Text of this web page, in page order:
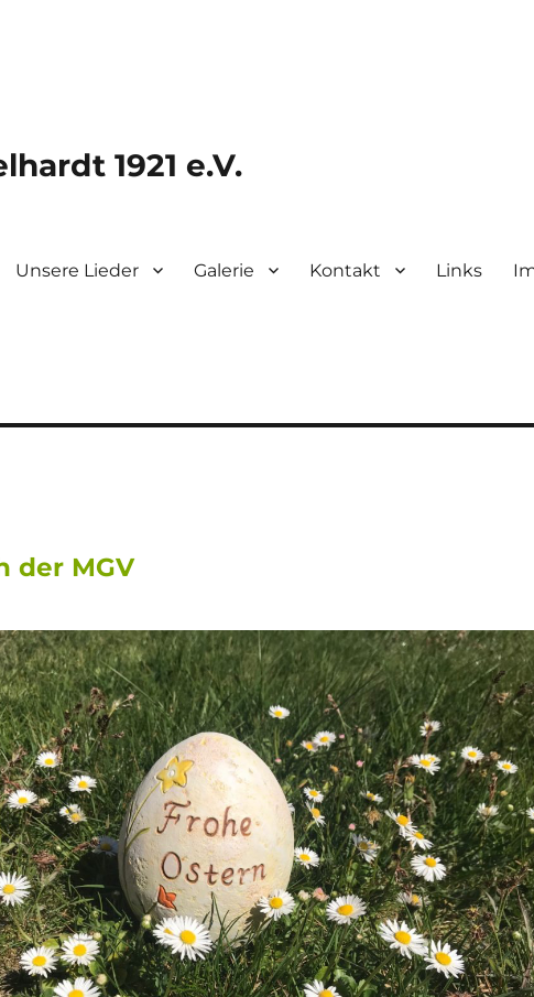
1921 e.V.
Unsere Lieder Galerie Kontakt Links
der MGV